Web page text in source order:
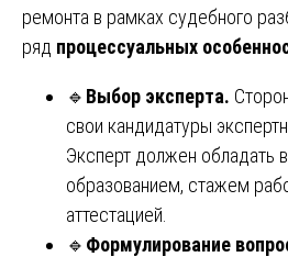
ремонта в рамках судебного
ряд процессуальных
🔹 Выбор эксперта.
свои кандидатуры
Эксперт должен
образованием, стажем
аттестацией.
🔹 Формулирование